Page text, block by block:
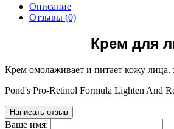
Описание
Отзывы (0)
Крем для
Крем омолаживает и питает кожу лица.
Pond's Pro-Retinol Formula Lighten And
Написать отзыв
Ваше имя: